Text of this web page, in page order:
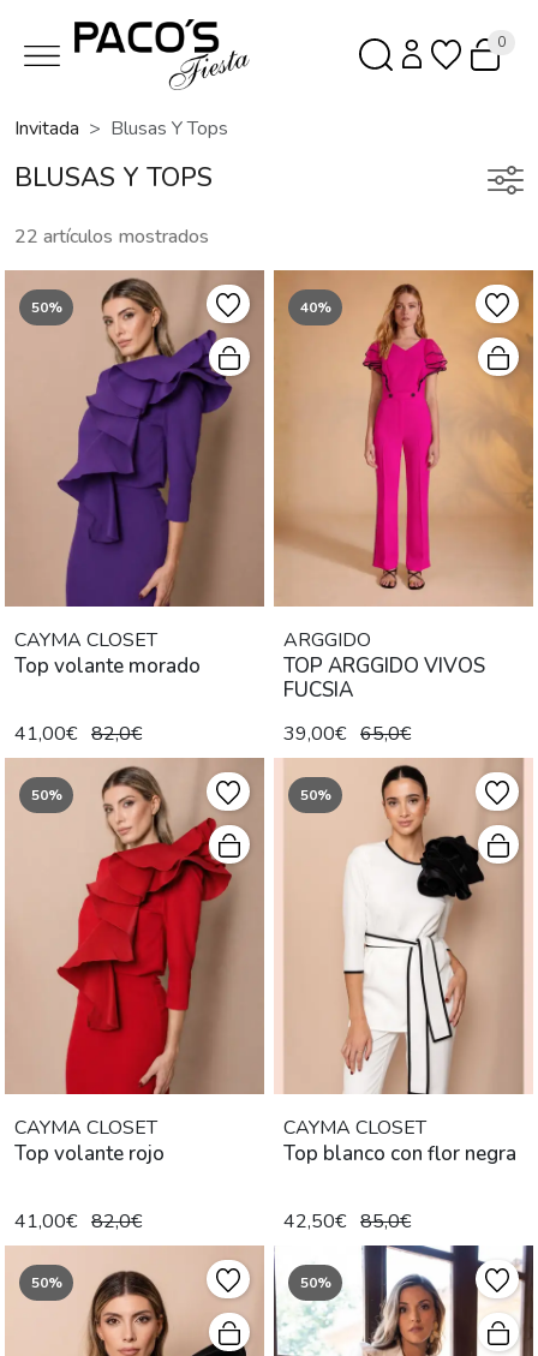
0
Invitada Blusas Y Tops
BLUSAS Y TOPS
22 artículos mostrados
50%
CAYMA CLOSET
Top volante morado
41,00€ 82,0€
40%
ARGGIDO
TOP ARGGIDO VIVOS
FUCSIA
39,00€ 65,0€
50%
CAYMA CLOSET
Top volante rojo
41,00€ 82,0€
50%
CAYMA CLOSET
Top blanco con flor negra
42,50€ 85,0€
50% 50%